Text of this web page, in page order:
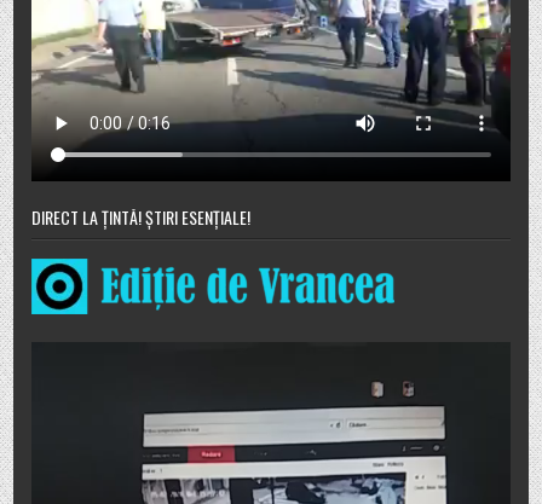
DIRECT LA ȚINTĂ! ȘTIRI ESENȚIALE!